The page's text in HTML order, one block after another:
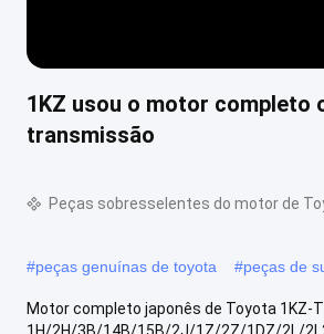
1KZ usou o motor completo
transmissão
Peças sobresselentes do motor de
#peças genuínas de toyota #peças de
Motor completo japonês de Toyota 1KZ-
1H/2H/3B/14B/15B/2J/1Z/2Z/1DZ/2L/